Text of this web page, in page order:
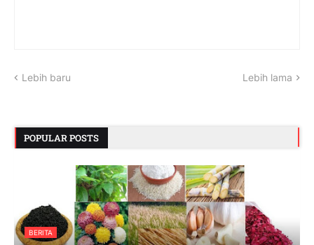
Lebih baru Lebih lama
POPULAR POSTS
BERITA